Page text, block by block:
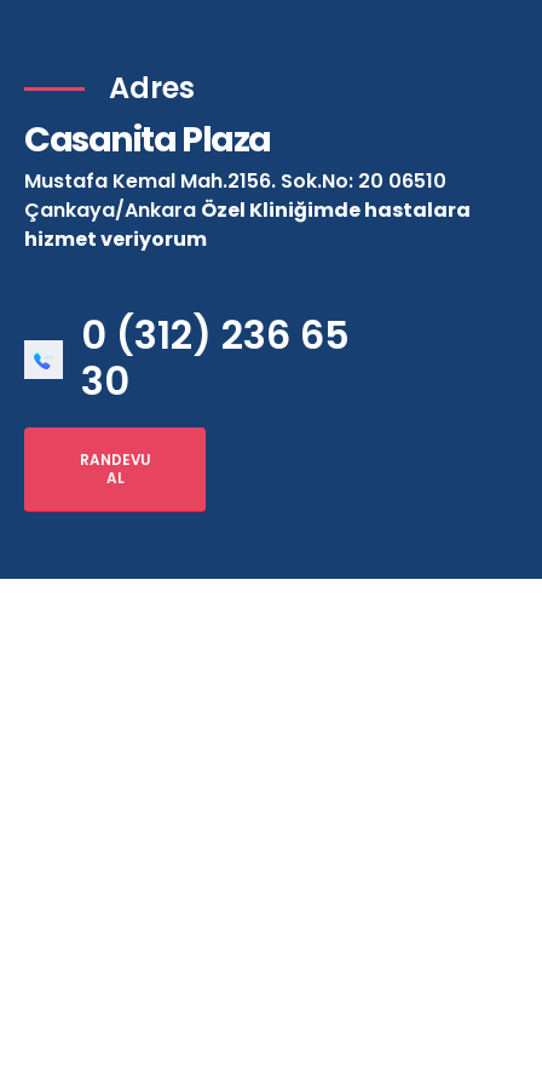
Adres
Casanita Plaza
Mustafa Kemal Mah.2156. Sok.No: 20 06510
Çankaya/Ankara Özel Kliniğimde hastalara
hizmet veriyorum
0 (312) 236 65
30
RANDEVU
AL